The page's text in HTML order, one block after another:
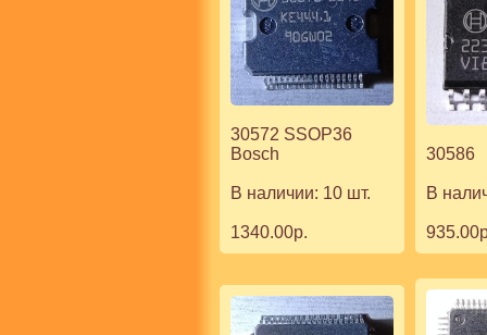
30572 SSOP36
Bosch
В наличии: 10 шт.
1340.00р.
30586
В